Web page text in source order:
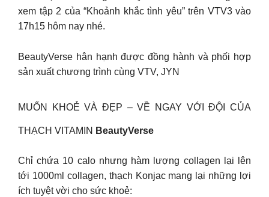
xem tập 2 của “Khoảnh khắc tình yêu” trên VTV3 vào
17h15 hôm nay nhé.
BeautyVerse hân hạnh được đồng hành và phối hợp
sản xuất chương trình cùng VTV, JYN
MUỐN KHOẺ VÀ ĐẸP – VỀ NGAY VỚI ĐỘI CỦA
THẠCH VITAMIN BeautyVerse
Chỉ chứa 10 calo nhưng hàm lượng collagen lại lên
tới 1000ml collagen, thạch Konjac mang lại những lợi
ích tuyệt vời cho sức khoẻ: